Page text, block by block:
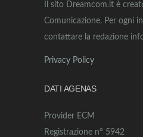
Il sito Dreamcom.it è
Comunicazione. Per ogni
contattare la redazione
Privacy Policy
DATI AGENAS
Provider ECM
Registrazione n° 5942